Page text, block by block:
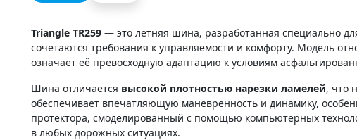
Triangle TR259 — это летняя шина, разработанная специально
сочетаются требования к управляемости и комфорту. Модель
означает её превосходную адаптацию к условиям
Шина отличается высокой плотностью нарезки ламелей, что
обеспечивает впечатляющую маневренность и динамику,
протектора, смоделированный с помощью компьютерных
в любых дорожных ситуациях.